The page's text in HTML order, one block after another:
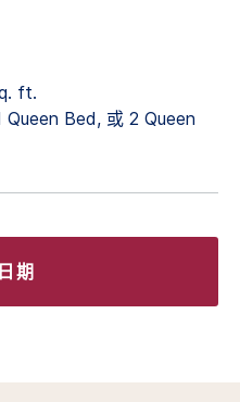
ft.
Bed, 或 2 Queen
日期